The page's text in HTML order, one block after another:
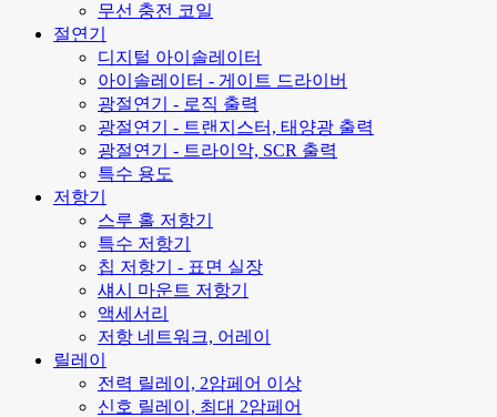
무선 충전 코일
절연기
디지털 아이솔레이터
아이솔레이터 - 게이트 드라이버
광절연기 - 로직 출력
광절연기 - 트랜지스터, 태양광 출력
광절연기 - 트라이악, SCR 출력
특수 용도
저항기
스루 홀 저항기
특수 저항기
칩 저항기 - 표면 실장
섀시 마운트 저항기
액세서리
저항 네트워크, 어레이
릴레이
전력 릴레이, 2암페어 이상
신호 릴레이, 최대 2암페어